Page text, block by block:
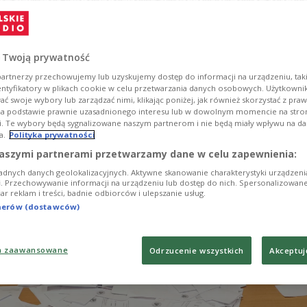
Tomasz Pietryga in der Rzeczpospolita.
US-Armee zu leicht bewaffnet? Und:
Kapitän, doch für den Showdown mit dem
Probierz ein denkbar schlechtes
Szymczak von sport.pl. Mehr in der
Twoją prywatność
przechowujemy lub uzyskujemy dostęp do informacji na urządzeniu,
w plikach cookie w celu przetwarzania danych osobowych.
swoje wybory lub zarządzać nimi, klikając poniżej, jak również skorzystać z
podstawie prawnie uzasadnionego interesu lub w dowolnym momencie na
Te wybory będą sygnalizowane naszym partnerom i nie będą miały wpływu na
Polityka prywatności
partnerami przetwarzamy dane w celu zapewnienia:
danych geolokalizacyjnych. Aktywne skanowanie charakterystyki
Przechowywanie informacji na urządzeniu lub dostęp do nich.
reklam i treści, badnie odbiorców i ulepszanie usług.
(dostawców)
zaawansowane Odrzucenie wszystkich